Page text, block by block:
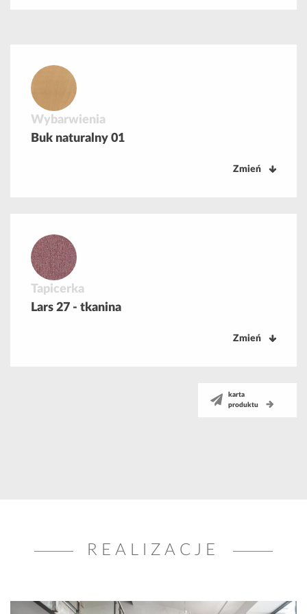
Wybarwienia
Buk naturalny 01
Zmień
Tapicerka
Lars 27 - tkanina
Zmień
karta
produktu
REALIZACJE